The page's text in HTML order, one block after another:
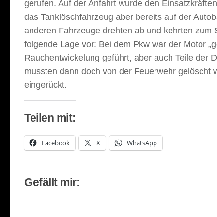
gerufen. Auf der Anfahrt wurde den
das Tanklöschfahrzeug aber bereits auf der
anderen Fahrzeuge drehten ab und kehrten
folgende Lage vor: Bei dem Pkw war der Motor
Rauchentwickelung geführt, aber auch Teile der
mussten dann doch von der Feuerwehr
eingerückt.
Teilen mit:
Facebook X WhatsApp
Gefällt mir: